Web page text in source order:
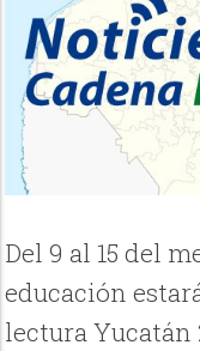
Del 9 al 15 del
educación
lectura Yucatán